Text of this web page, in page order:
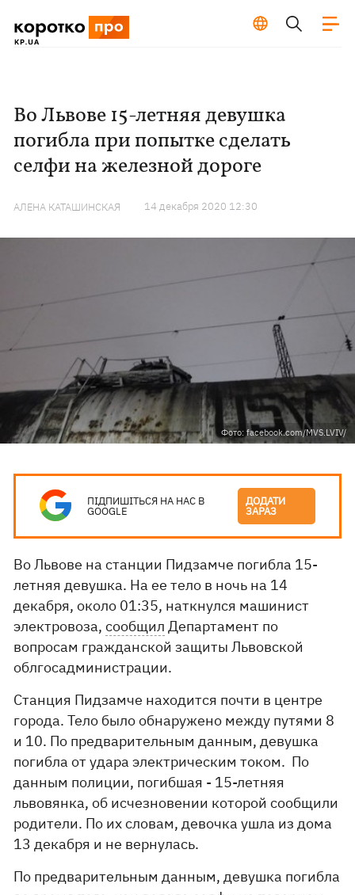
Во Львове 15-летняя девушка
погибла при попытке сделать
селфи на железной дороге
АЛЕНА КАТАШИНСКАЯ 14 декабря 2020 12:30
Фото: facebook.com/MVS.LVIV/
ПІДПИШІТЬСЯ НА НАС В
GOOGLE
ДОДАТИ
ЗАРАЗ
Во Львове на станции Пидзамче погибла 15-
летняя девушка. На ее тело в ночь на 14
декабря, около 01:35, наткнулся машинист
электровоза,сообщил Департамент по
вопросам гражданской защиты Львовской
облгосадминистрации.
Станция Пидзамче находится почти в центре
города. Тело было обнаружено между путями 8
и 10. По предварительным данным, девушка
погибла от удара электрическим током. По
данным полиции, погибшая - 15-летняя
львовянка, об исчезновении которой сообщили
родители. По их словам, девочка ушла из дома
13 декабря и не вернулась.
По предварительным данным, девушка погибла